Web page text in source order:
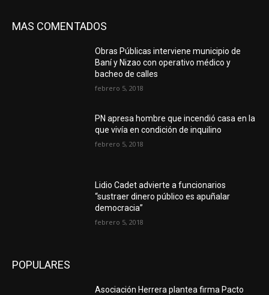
MAS COMENTADOS
Obras Públicas interviene municipio de
Baní y Nizao con operativo médico y
bacheo de calles
febrero 5, 2018
PN apresa hombre que incendió casa en la
que vivía en condición de inquilino
febrero 5, 2018
Lidio Cadet advierte a funcionarios
“sustraer dinero público es apuñalar
democracia”
febrero 5, 2018
POPULARES
Asociación Herrera plantea firma Pacto